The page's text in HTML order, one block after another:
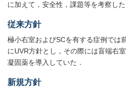
に加えて，安全性，課題等を考察した
従来方針
極小右室およびSCを有する症例では
にUVR方針とし，その際には盲端右
凝固薬を導入していた．
新規方針